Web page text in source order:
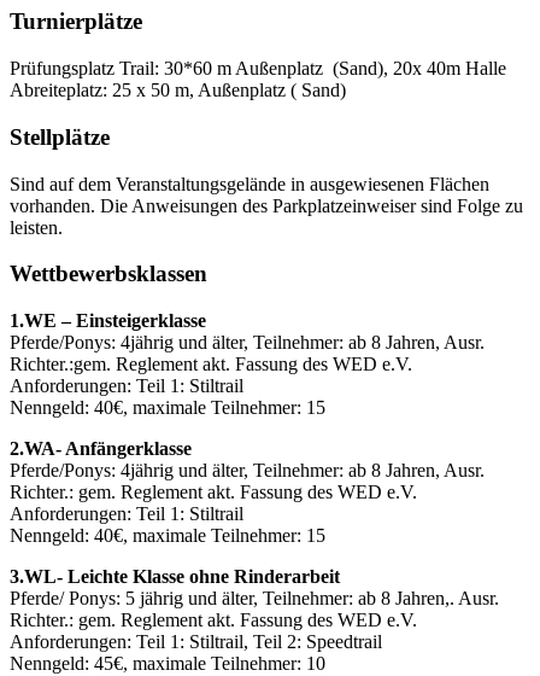
Turnierplätze
Prüfungsplatz Trail: 30*60 m Außenplatz (Sand), 20x 40m Halle
Abreiteplatz: 25 x 50 m, Außenplatz ( Sand)
Stellplätze
Sind auf dem Veranstaltungsgelände in ausgewiesenen Flächen
vorhanden. Die Anweisungen des Parkplatzeinweiser sind Folge zu
leisten.
Wettbewerbsklassen
1.WE – Einsteigerklasse
Pferde/Ponys: 4jährig und älter, Teilnehmer: ab 8 Jahren, Ausr.
Richter.:gem. Reglement akt. Fassung des WED e.V.
Anforderungen: Teil 1: Stiltrail
Nenngeld: 40€, maximale Teilnehmer: 15
2.WA- Anfängerklasse
Pferde/Ponys: 4jährig und älter, Teilnehmer: ab 8 Jahren, Ausr.
Richter.: gem. Reglement akt. Fassung des WED e.V.
Anforderungen: Teil 1: Stiltrail
Nenngeld: 40€, maximale Teilnehmer: 15
3.WL- Leichte Klasse ohne Rinderarbeit
Pferde/ Ponys: 5 jährig und älter, Teilnehmer: ab 8 Jahren,. Ausr.
Richter.: gem. Reglement akt. Fassung des WED e.V.
Anforderungen: Teil 1: Stiltrail, Teil 2: Speedtrail
Nenngeld: 45€, maximale Teilnehmer: 10